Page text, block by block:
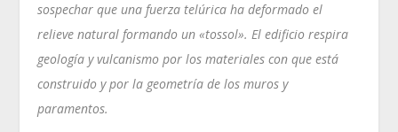
sospechar que una fuerza telúrica ha deformado el
relieve natural formando un «tossol». El edificio respira
geología y vulcanismo por los materiales con que está
construido y por la geometría de los muros y
paramentos.